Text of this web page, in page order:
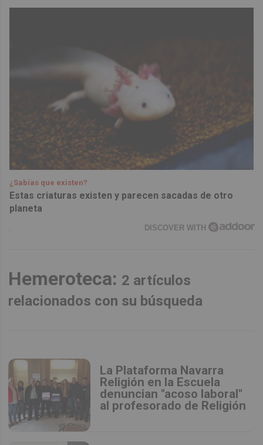
¿Sabías que existen?
Estas criaturas existen y parecen sacadas de otro
planeta
DISCOVER WITH
Hemeroteca: 2 artículos
relacionados con su búsqueda
La Plataforma Navarra
Religión en la Escuela
denuncian "acoso laboral"
al profesorado de Religión